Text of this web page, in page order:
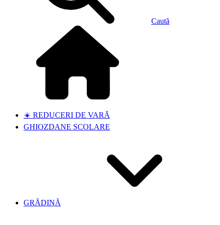
Caută
☀️ REDUCERI DE VARĂ
GHIOZDANE SCOLARE
GRĂDINĂ